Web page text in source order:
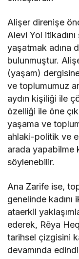
Alişer direnişe
Alevi Yol
yaşatmak adına
bulunmuştur.
(yaşam)
ve toplumumuz
aydın kişiliği ile
özelliği ile öne
yaşama ve
ahlaki-politik ve
arada yapabilme
söylenebilir.
Ana Zarife ise,
genelinde
ataerkil
ederek, Rêya
tarihsel çizgisini
devamında